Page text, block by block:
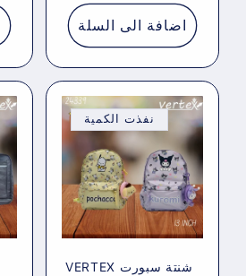
اضافة الى السلة
نفذت الكمية
VERTEX شنتة سبورت